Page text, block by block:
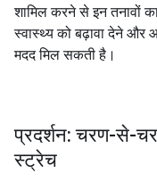
शामिल करने से इन तनावों
स्वास्थ्य को बढ़ावा देने और
मदद मिल सकती है।
प्रदर्शन: चरण-से-
स्ट्रेच